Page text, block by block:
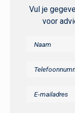
Vul je
voor